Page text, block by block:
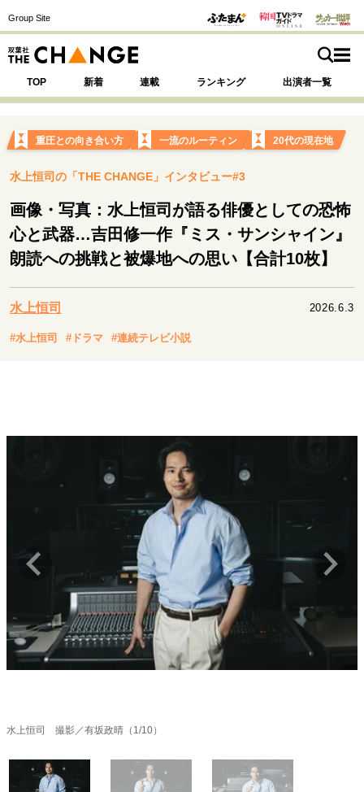
Group Site
TOP 新着 連載 ランキング 出演者一覧
注目の記事テーマで探す
サイトの核・哲学
運命を変えた出会い 決断の裏側
挫折からの再起
未知への挑戦
プロフェッショナルの矜持
表現者の葛藤
10代の挫折と原点
夢を掴む選択
変革の原動力
次世代へのバトン
マインドセット
重圧との向き合い方 一流のルーティン
20代の現在地
忘れられない言葉
10代・20代の土台
パートナーとの歩み方
親になるということ
病が教えてくれたこと
移住という選択
重圧との向き合い方 一流のルーティン 20代の現在地
水上恒司の「THE CHANGE」インタビュー#3
画像・写真：水上恒司が語る俳優としての恐怖
心と武器…吉田修一作『ミス・サンシャイン』
朗読への挑戦と被爆地への思い【合計10枚】
水上恒司 2026.6.3
#水上恒司 #ドラマ #連続テレビ小説
水上恒司 撮影／有坂政晴（1/10）